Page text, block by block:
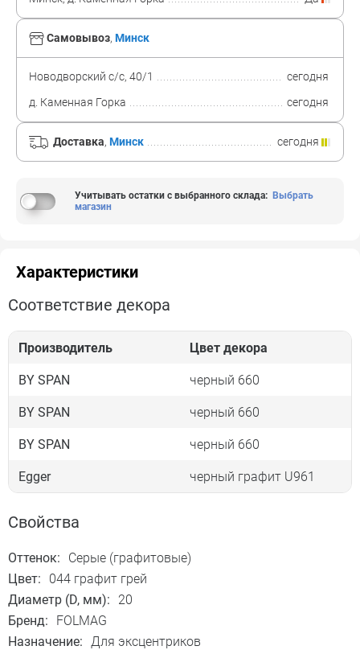
Самовывоз, Минск
Новодворский с/с, 40/1
сегодня
д. Каменная Горка
сегодня
Доставка, Минск сегодня
Учитывать остатки с выбранного склада: Выбрать
магазин
Характеристики
Соответствие декора
Производитель Цвет декора
BY SPAN черный 660
BY SPAN черный 660
BY SPAN черный 660
Egger черный графит U961
Свойства
Оттенок:
Серые (графитовые)
Цвет:
044 графит грей
Диаметр (D, мм):
20
Бренд:
FOLMAG
Назначение: Для эксцентриков